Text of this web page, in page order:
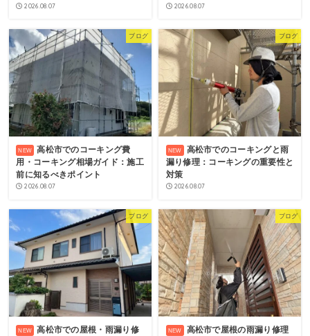
2026.08.07 2026.08.07
ブログ
高松市でのコーキング費
用・コーキング相場ガイド：施工
前に知るべきポイント
2026.08.07
ブログ
高松市でのコーキングと雨
漏り修理：コーキングの重要性と
対策
2026.08.07
ブログ
高松市での屋根・雨漏り修
ブログ
高松市で屋根の雨漏り修理